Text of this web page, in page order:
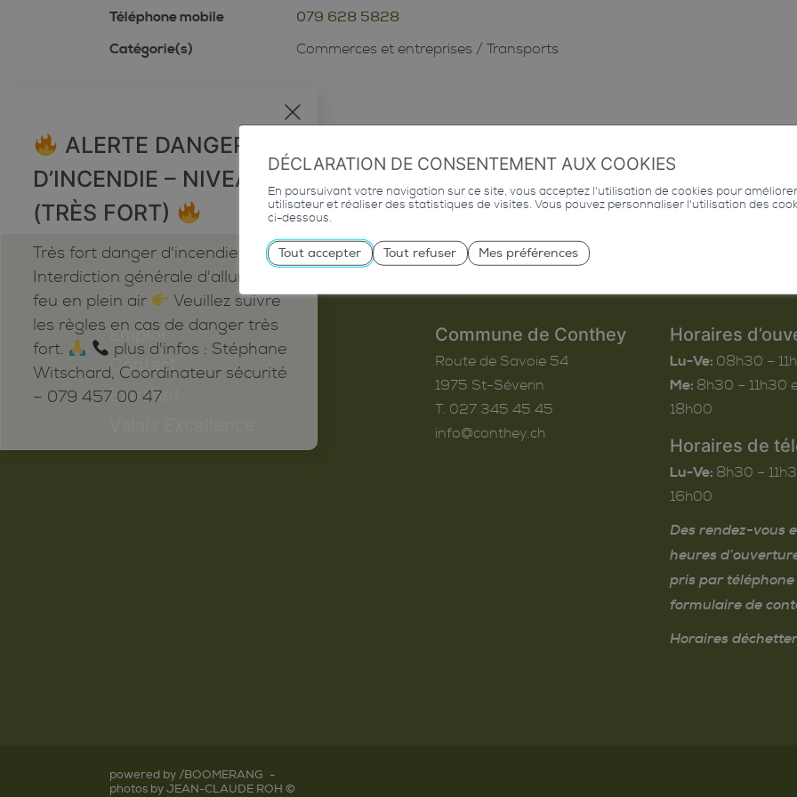
Téléphone mobile
079 628 5828
Catégorie(s)
Commerces et entreprises /Transports
Emploi
Contact
Extranet
Commune de Conthey
Route de Savoie 54
1975 St-Séverin
T. 027 345 45 45
info@conthey.ch
Horaires
Lu-Ve: 08h30 –
Me: 8h30 – 11h30
18h00
Horaires de
Lu-Ve: 8h30 –
16h00
Des rendez-vous
heures
pris par
formulaire de
Horaires
powered by /BOOMERANG -
photos by JEAN-CLAUDE ROH ©
x
ALERTE DANGER
D’INCENDIE – NIVEAU 5
(TRÈS FORT)
Très fort danger d'incendie
Interdiction générale d'allumer du
feu en plein air
Veuillez suivre
les règles en cas de danger très
fort.
plus d'infos : Stéphane
Witschard, Coordinateur sécurité
– 079 457 00 47
DÉCLARATION DE CONSENTEMENT AUX COOKIES
En poursuivant votre navigation sur ce site, vous acceptez l'utilisation de cookies pour
utilisateur et réaliser des statistiques de visites. Vous pouvez personnaliser l'utilisation des
ci-dessous.
Tout accepter Tout refuser Mes préférences